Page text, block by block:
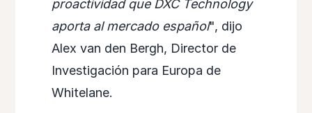
proactividad que DXC Technology
aporta al mercado español", dijo
Alex van den Bergh, Director de
Investigación para Europa de
Whitelane.